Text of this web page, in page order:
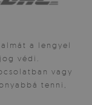
a lengyel
védi.
vagy
tenni,